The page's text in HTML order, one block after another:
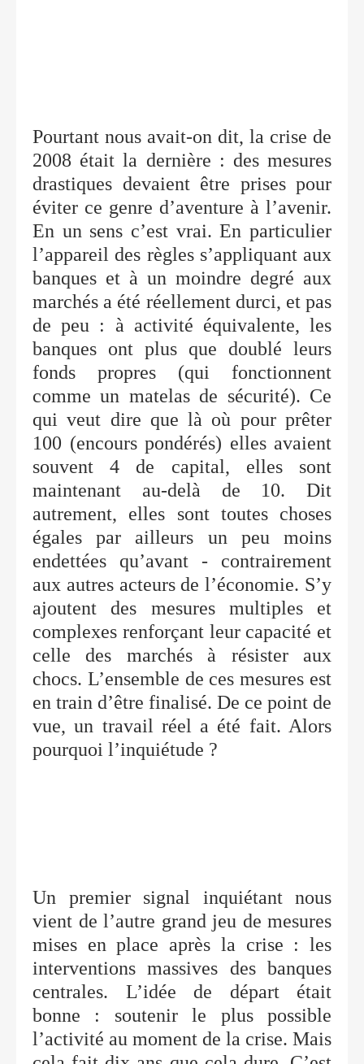
Pourtant nous avait-on dit, la crise de
2008 était la dernière : des mesures
drastiques devaient être prises pour
éviter ce genre d’aventure à l’avenir.
En un sens c’est vrai. En particulier
l’appareil des règles s’appliquant aux
banques et à un moindre degré aux
marchés a été réellement durci, et pas
de peu : à activité équivalente, les
banques ont plus que doublé leurs
fonds propres (qui fonctionnent
comme un matelas de sécurité). Ce
qui veut dire que là où pour prêter
100 (encours pondérés) elles avaient
souvent 4 de capital, elles sont
maintenant au-delà de 10. Dit
autrement, elles sont toutes choses
égales par ailleurs un peu moins
endettées qu’avant - contrairement
aux autres acteurs de l’économie. S’y
ajoutent des mesures multiples et
complexes renforçant leur capacité et
celle des marchés à résister aux
chocs. L’ensemble de ces mesures est
en train d’être finalisé. De ce point de
vue, un travail réel a été fait. Alors
pourquoi l’inquiétude ?
Un premier signal inquiétant nous
vient de l’autre grand jeu de mesures
mises en place après la crise : les
interventions massives des banques
centrales. L’idée de départ était
bonne : soutenir le plus possible
l’activité au moment de la crise. Mais